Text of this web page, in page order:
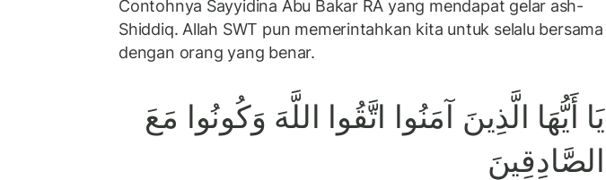
Contohnya Sayyidina Abu Bakar RA yang mendapat gelar ash-
Shiddiq. Allah SWT pun memerintahkan kita untuk selalu bersama
dengan orang yang benar.
يَا أَيُّهَا الَّذِينَ آمَنُوا اتَّقُوا اللَّهَ وَكُونُوا مَعَ
الصَّادِقِينَ